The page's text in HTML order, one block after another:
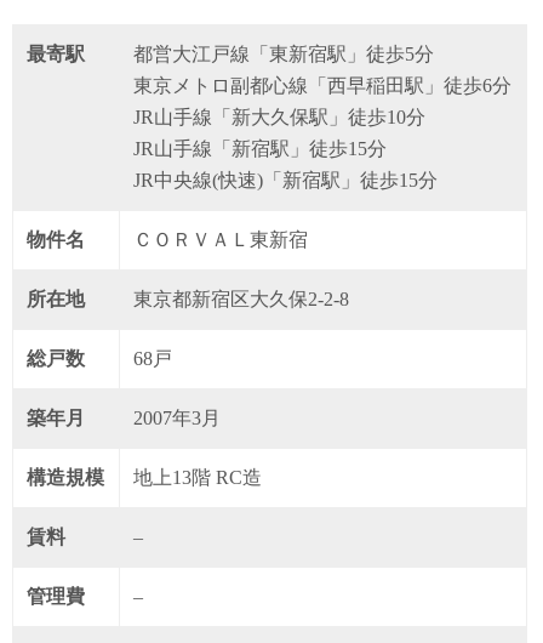
最寄駅
都営大江戸線「東新宿駅」徒歩5分
東京メトロ副都心線「西早稲田駅」徒歩6分
JR山手線「新大久保駅」徒歩10分
JR山手線「新宿駅」徒歩15分
JR中央線(快速)「新宿駅」徒歩15分
物件名 ＣＯＲＶＡＬ東新宿
所在地 東京都新宿区大久保2-2-8
総戸数 68戸
築年月 2007年3月
構造規模 地上13階 RC造
賃料 –
管理費 –